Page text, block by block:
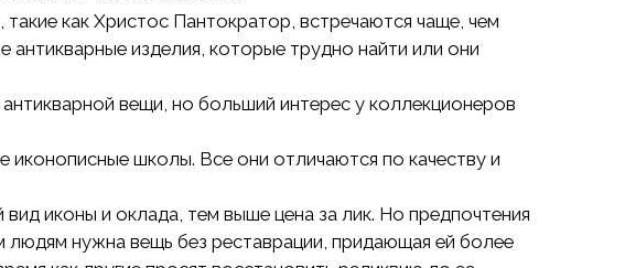
как Христос Пантократор, встречаются чаще, чем
изделия, которые трудно найти или они
вещи, но больший интерес у коллекционеров
иконописные школы. Все они отличаются по качеству и
иконы и оклада, тем выше цена за лик. Но предпочтения
нужна вещь без реставрации, придающая ей более